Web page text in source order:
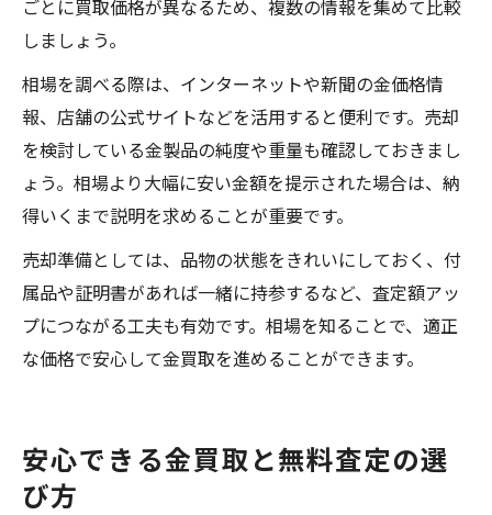
ごとに買取価格が異なるため、複数の情報を集めて比較
しましょう。
相場を調べる際は、インターネットや新聞の金価格情
報、店舗の公式サイトなどを活用すると便利です。売却
を検討している金製品の純度や重量も確認しておきまし
ょう。相場より大幅に安い金額を提示された場合は、納
得いくまで説明を求めることが重要です。
売却準備としては、品物の状態をきれいにしておく、付
属品や証明書があれば一緒に持参するなど、査定額アッ
プにつながる工夫も有効です。相場を知ることで、適正
な価格で安心して金買取を進めることができます。
安心できる金買取と無料査定の選
び方